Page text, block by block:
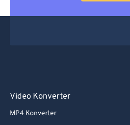
Video Konverter
MP4 Konverter